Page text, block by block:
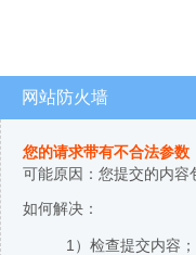
网站防火墙
您的请求带有不合法参数
可能原因：您提交的内容
如何解决：
1）检查提交内容；